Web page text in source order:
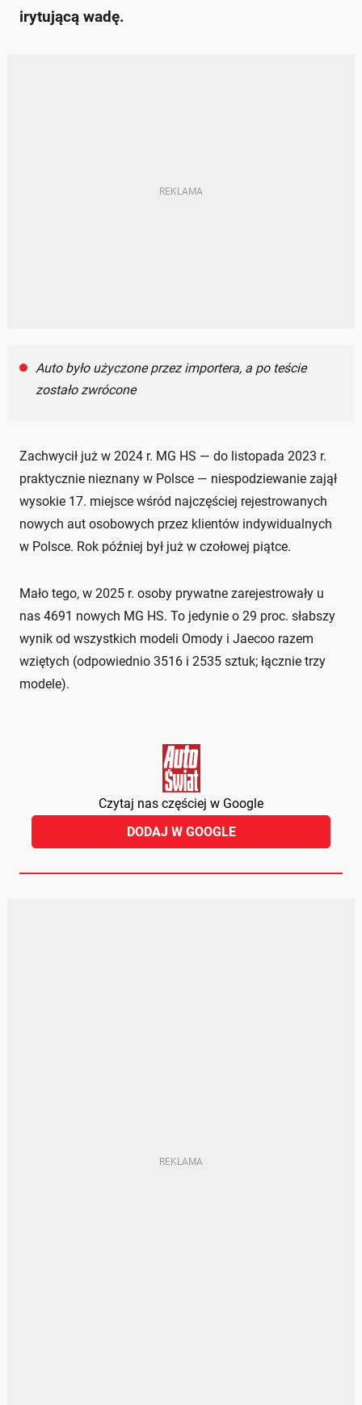
irytującą wadę.
Auto było użyczone przez importera, a po teście
zostało zwrócone
Zachwycił już w 2024 r. MG HS — do listopada 2023 r.
praktycznie nieznany w Polsce — niespodziewanie zajął
wysokie 17. miejsce wśród najczęściej rejestrowanych
nowych aut osobowych przez klientów indywidualnych
w Polsce. Rok później był już w czołowej piątce.
Mało tego, w 2025 r. osoby prywatne zarejestrowały u
nas 4691 nowych MG HS. To jedynie o 29 proc. słabszy
wynik od wszystkich modeli Omody i Jaecoo razem
wziętych (odpowiednio 3516 i 2535 sztuk; łącznie trzy
modele).
Czytaj nas częściej w Google
DODAJ W GOOGLE